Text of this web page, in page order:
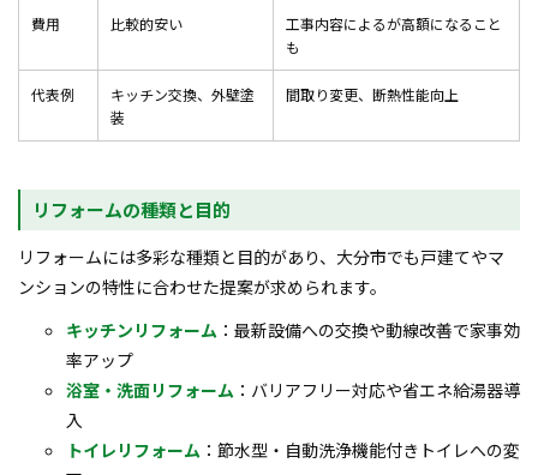
費用 比較的安い
工事内容によるが高額になること
も
代表例
キッチン交換、外壁塗
装
間取り変更、断熱性能向上
リフォームの種類と目的
リフォームには多彩な種類と目的があり、大分市でも戸建てやマ
ンションの特性に合わせた提案が求められます。
キッチンリフォーム ：最新設備への交換や動線改善で家事効
率アップ
浴室・洗面リフォーム ：バリアフリー対応や省エネ給湯器導
入
トイレリフォーム ：節水型・自動洗浄機能付きトイレへの変